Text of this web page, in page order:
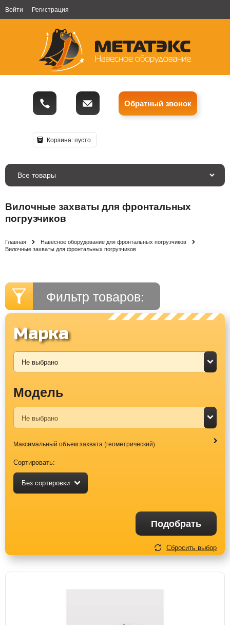
Войти Регистрация
Обратный звонок
Корзина:пусто
Все товары
Вилочные захваты для фронтальных
погрузчиков
Главная
Навесное оборудование для фронтальных погрузчиков
Вилочные захваты для фронтальных погрузчиков
Фильтр товаров:
Марка
Модель
Максимальный объем захвата (геометрический)
Сортировать:
Без сортировки
Подобрать
Сбросить выбор